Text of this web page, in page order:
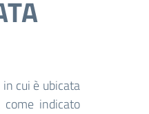
cui è ubicata
indicato